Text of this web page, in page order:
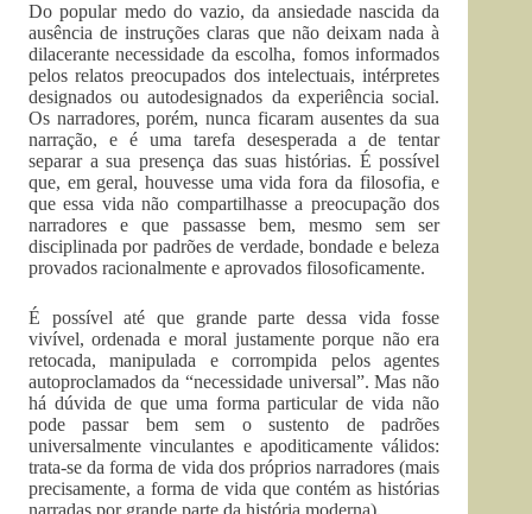
Do popular medo do vazio, da ansiedade nascida da
ausência de instruções claras que não deixam nada à
dilacerante necessidade da escolha, fomos informados
pelos relatos preocupados dos intelectuais, intérpretes
designados ou autodesignados da experiência social.
Os narradores, porém, nunca ficaram ausentes da sua
narração, e é uma tarefa desesperada a de tentar
separar a sua presença das suas histórias. É possível
que, em geral, houvesse uma vida fora da filosofia, e
que essa vida não compartilhasse a preocupação dos
narradores e que passasse bem, mesmo sem ser
disciplinada por padrões de verdade, bondade e beleza
provados racionalmente e aprovados filosoficamente.
É possível até que grande parte dessa vida fosse
vivível, ordenada e moral justamente porque não era
retocada, manipulada e corrompida pelos agentes
autoproclamados da “necessidade universal”. Mas não
há dúvida de que uma forma particular de vida não
pode passar bem sem o sustento de padrões
universalmente vinculantes e apoditicamente válidos:
trata-se da forma de vida dos próprios narradores (mais
precisamente, a forma de vida que contém as histórias
narradas por grande parte da história moderna).